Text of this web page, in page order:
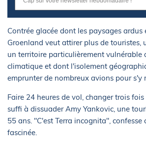
Contrée glacée dont les paysages ardus
Groenland veut attirer plus de touristes,
un territoire particulièrement vulnérable
climatique et dont l'isolement
emprunter de nombreux avions pour s'y
Faire 24 heures de vol, changer trois
suffi à dissuader Amy Yankovic, une
55 ans. "C'est Terra incognita", confesse
fascinée.